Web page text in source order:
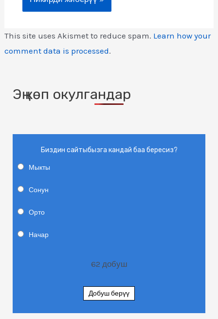
This site uses Akismet to reduce spam. Learn how your
comment data is processed.
Эң көп окулгандар
Биздин сайтыбызга кандай баа бересиз?
Мыкты
Сонун
Орто
Начар
62 добуш
Добуш берүү